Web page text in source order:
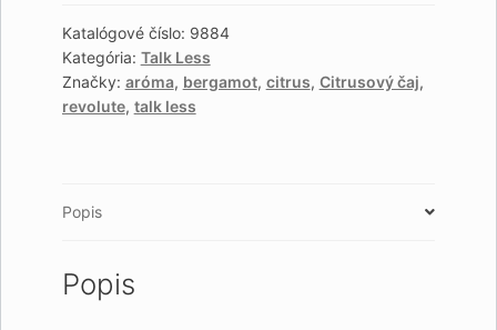
Katalógové číslo: 9884
Kategória: Talk Less
Značky: aróma, bergamot, citrus, Citrusový čaj,
revolute, talk less
Popis
Popis